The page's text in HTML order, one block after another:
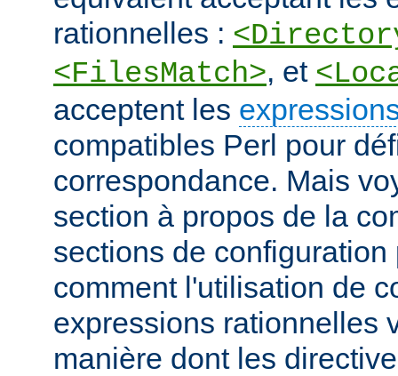
rationnelles :
<FilesMatch>, et
acceptent les
compatibles Perl pour
correspondance. Mais
section à propos de la
sections de
comment l'utilisation de
expressions rationnelles
manière dont les